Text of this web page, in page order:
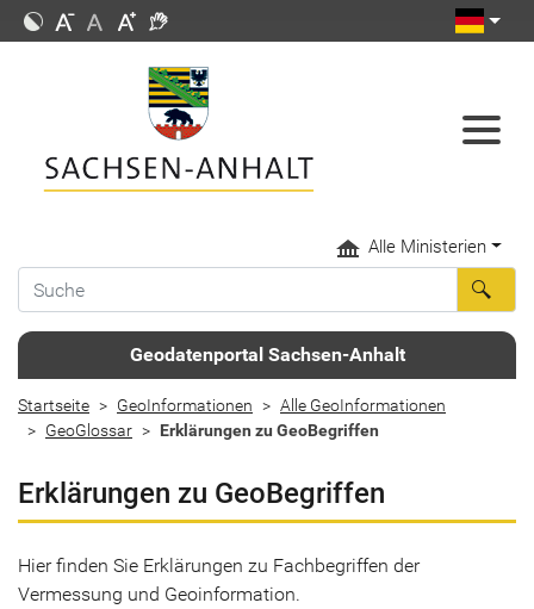
Alle Ministerien
Geodatenportal Sachsen-Anhalt
Startseite GeoInformationen
Alle GeoInformationen
GeoGlossar
Erklärungen zu GeoBegriffen
Erklärungen zu GeoBegriffen
Hier finden Sie Erklärungen zu Fachbegriffen der
Vermessung und Geoinformation.